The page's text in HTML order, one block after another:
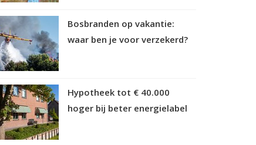
Bosbranden op vakantie:
waar ben je voor verzekerd?
Hypotheek tot € 40.000
hoger bij beter energielabel